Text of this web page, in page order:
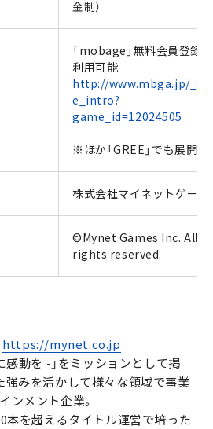
金制）
「mobage」無料会員登録
利用可能
http://www.mbga.jp/
e_intro?
game_id=12024505
※ほか「GREE」でも展開中
株式会社マイネットゲーム
©Mynet Games Inc. All
rights reserved.
https://mynet.co.jp
感動を -」をミッションとして掲
強みを活かして様々な領域で事業
ンメント企業。
本を超えるタイトル運営で培った